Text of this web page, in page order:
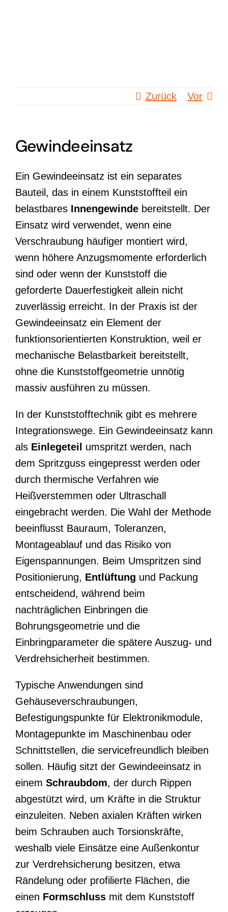
Zurück Vor
Gewindeeinsatz
Ein Gewindeeinsatz ist ein separates
Bauteil, das in einem Kunststoffteil ein
belastbares Innengewinde bereitstellt. Der
Einsatz wird verwendet, wenn eine
Verschraubung häufiger montiert wird,
wenn höhere Anzugsmomente erforderlich
sind oder wenn der Kunststoff die
geforderte Dauerfestigkeit allein nicht
zuverlässig erreicht. In der Praxis ist der
Gewindeeinsatz ein Element der
funktionsorientierten Konstruktion, weil er
mechanische Belastbarkeit bereitstellt,
ohne die Kunststoffgeometrie unnötig
massiv ausführen zu müssen.
In der Kunststofftechnik gibt es mehrere
Integrationswege. Ein Gewindeeinsatz kann
als Einlegeteil umspritzt werden, nach
dem Spritzguss eingepresst werden oder
durch thermische Verfahren wie
Heißverstemmen oder Ultraschall
eingebracht werden. Die Wahl der Methode
beeinflusst Bauraum, Toleranzen,
Montageablauf und das Risiko von
Eigenspannungen. Beim Umspritzen sind
Positionierung, Entlüftung und Packung
entscheidend, während beim
nachträglichen Einbringen die
Bohrungsgeometrie und die
Einbringparameter die spätere Auszug- und
Verdrehsicherheit bestimmen.
Typische Anwendungen sind
Gehäuseverschraubungen,
Befestigungspunkte für Elektronikmodule,
Montagepunkte im Maschinenbau oder
Schnittstellen, die servicefreundlich bleiben
sollen. Häufig sitzt der Gewindeeinsatz in
einem Schraubdom, der durch Rippen
abgestützt wird, um Kräfte in die Struktur
einzuleiten. Neben axialen Kräften wirken
beim Schrauben auch Torsionskräfte,
weshalb viele Einsätze eine Außenkontur
zur Verdrehsicherung besitzen, etwa
Rändelung oder profilierte Flächen, die
einen Formschluss mit dem Kunststoff